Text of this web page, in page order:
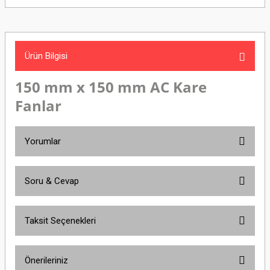
Ürün Bilgisi
150 mm x 150 mm AC Kare
Fanlar
Yorumlar
Soru & Cevap
Taksit Seçenekleri
Önerileriniz